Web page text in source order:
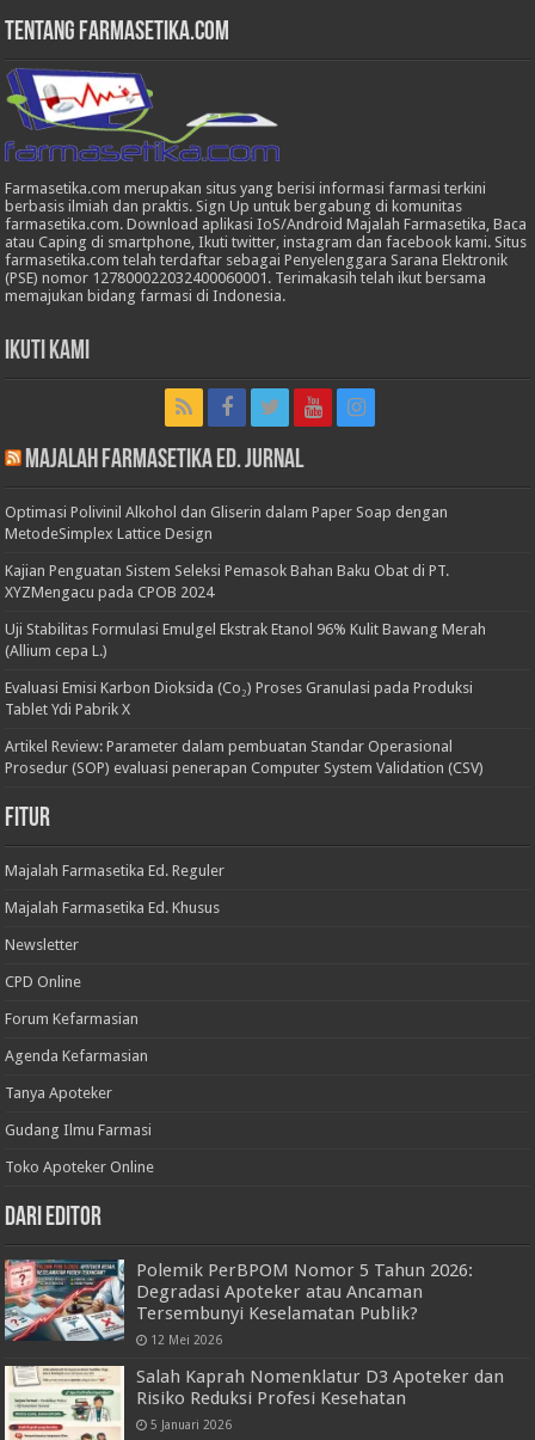
Tentang Farmasetika.com
Farmasetika.com merupakan situs yang berisi informasi farmasi terkini
berbasis ilmiah dan praktis. Sign Up untuk bergabung di komunitas
farmasetika.com. Download aplikasi IoS/Android Majalah Farmasetika, Baca
atau Caping di smartphone, Ikuti twitter, instagram dan facebook kami. Situs
farmasetika.com telah terdaftar sebagai Penyelenggara Sarana Elektronik
(PSE) nomor 127800022032400060001. Terimakasih telah ikut bersama
memajukan bidang farmasi di Indonesia.
Ikuti Kami
Majalah Farmasetika Ed. Jurnal
Optimasi Polivinil Alkohol dan Gliserin dalam Paper Soap dengan
MetodeSimplex Lattice Design
Kajian Penguatan Sistem Seleksi Pemasok Bahan Baku Obat di PT.
XYZMengacu pada CPOB 2024
Uji Stabilitas Formulasi Emulgel Ekstrak Etanol 96% Kulit Bawang Merah
(Allium cepa L.)
Evaluasi Emisi Karbon Dioksida (Co₂) Proses Granulasi pada Produksi
Tablet Ydi Pabrik X
Artikel Review: Parameter dalam pembuatan Standar Operasional
Prosedur (SOP) evaluasi penerapan Computer System Validation (CSV)
Fitur
Majalah Farmasetika Ed. Reguler
Majalah Farmasetika Ed. Khusus
Newsletter
CPD Online
Forum Kefarmasian
Agenda Kefarmasian
Tanya Apoteker
Gudang Ilmu Farmasi
Toko Apoteker Online
Dari Editor
Polemik PerBPOM Nomor 5 Tahun 2026:
Degradasi Apoteker atau Ancaman
Tersembunyi Keselamatan Publik?
12 Mei 2026
Salah Kaprah Nomenklatur D3 Apoteker dan
Risiko Reduksi Profesi Kesehatan
5 Januari 2026